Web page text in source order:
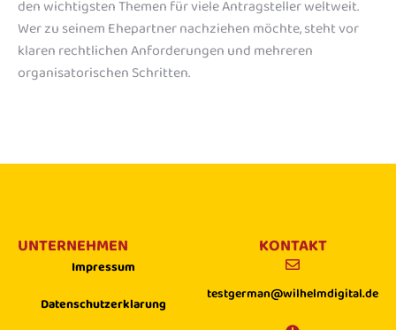
den wichtigsten Themen für viele Antragsteller weltweit.
Wer zu seinem Ehepartner nachziehen möchte, steht vor
klaren rechtlichen Anforderungen und mehreren
organisatorischen Schritten.
UNTERNEHMEN
Impressum
Datenschutzerklarung
KONTAKT
testgerman@wilhelmdigital.de